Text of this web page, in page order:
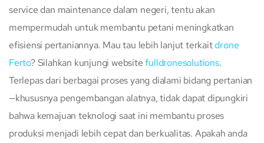
service dan maintenance dalam negeri, tentu akan
mempermudah untuk membantu petani meningkatkan
efisiensi pertaniannya. Mau tau lebih lanjut terkaitdrone
Ferto? Silahkan kunjungi websitefulldronesolutions.
Terlepas dari berbagai proses yang dialami bidang pertanian
—khususnya pengembangan alatnya, tidak dapat dipungkiri
bahwa kemajuan teknologi saat ini membantu proses
produksi menjadi lebih cepat dan berkualitas. Apakah anda